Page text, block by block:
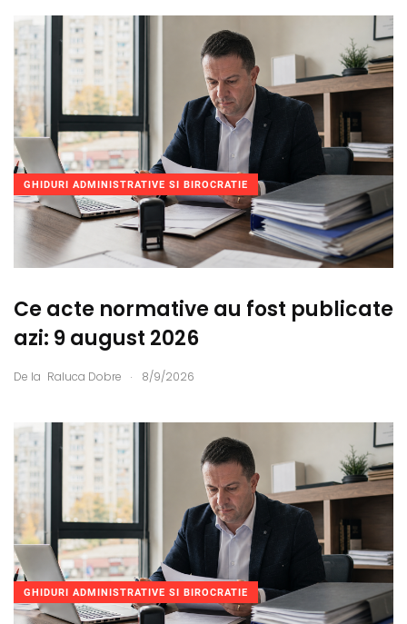
GHIDURI ADMINISTRATIVE SI BIROCRATIE
Ce acte normative au fost publicate
azi: 9 august 2026
De la Raluca Dobre . 8/9/2026
GHIDURI ADMINISTRATIVE SI BIROCRATIE